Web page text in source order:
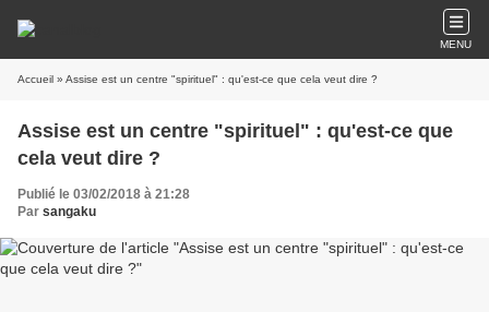
MENU
Accueil » Assise est un centre "spirituel" : qu'est-ce que cela veut dire ?
Assise est un centre "spirituel" : qu'est-ce que
cela veut dire ?
Publié le 03/02/2018 à 21:28
Par sangaku